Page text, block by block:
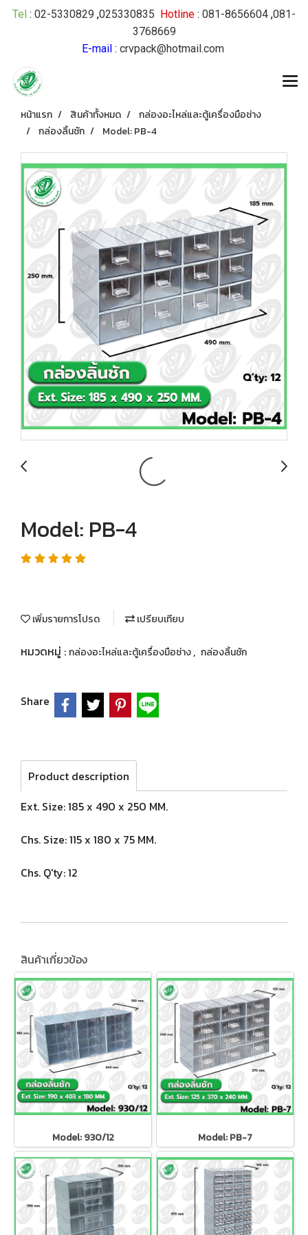
Tel : 02-5330829 ,025330835 Hotline : 081-8656604 ,081-
3768669
E-mail: crvpack@hotmail.com
หน้าแรก สินค้าทั้งหมด
กล่องอะไหล่และตู้เครื่องมือช่าง
กล่องลิ้นชัก
Model: PB-4
Model: PB-4
เพิ่มรายการโปรด เปรียบเทียบ
หมวดหมู่ :กล่องอะไหล่และตู้เครื่องมือช่าง, กล่องลิ้นชัก
Share
Product description
Ext. Size: 185 x 490 x 250 MM.
Chs. Size: 115 x 180 x 75 MM.
Chs. Q'ty: 12
สินค้าเกี่ยวข้อง
Model: 930/12 Model: PB-7